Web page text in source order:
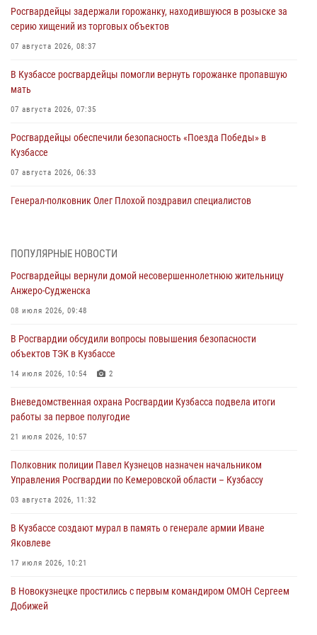
Росгвардейцы задержали горожанку, находившуюся в розыске за
серию хищений из торговых объектов
07 августа 2026, 08:37
В Кузбассе росгвардейцы помогли вернуть горожанке пропавшую
мать
07 августа 2026, 07:35
Росгвардейцы обеспечили безопасность «Поезда Победы» в
Кузбассе
07 августа 2026, 06:33
Генерал-полковник Олег Плохой поздравил специалистов
07 августа 2026, 05:32
С 1 сентября 2026 года вступает в силу новый федеральный закон о
частной охранной деятельности
06 августа 2026, 10:19
Росгвардейцы задержали предполагаемого виновника причинения
ножевого ранения кемеровчанину
06 августа 2026, 09:18
Росгвардейцы задержали мужчину, повредившего имущество
горожанки
06 августа 2026, 08:17
Росгвардейцы пресекли противоправные действия и защитили
новокузнечанку от агрессивного знакомого
06 августа 2026, 07:16
ПОПУЛЯРНЫЕ НОВОСТИ
Росгвардейцы вернули домой несовершеннолетнюю жительницу
Анжеро-Судженска
08 июля 2026, 09:48
В Росгвардии обсудили вопросы повышения безопасности
объектов ТЭК в Кузбассе
14 июля 2026, 10:54 2
Вневедомственная охрана Росгвардии Кузбасса подвела итоги
работы за первое полугодие
21 июля 2026, 10:57
Полковник полиции Павел Кузнецов назначен начальником
Управления Росгвардии по Кемеровской области – Кузбассу
03 августа 2026, 11:32
В Кузбассе создают мурал в память о генерале армии Иване
Яковлеве
17 июля 2026, 10:21
В Новокузнецке простились с первым командиром ОМОН Сергеем
Добижей